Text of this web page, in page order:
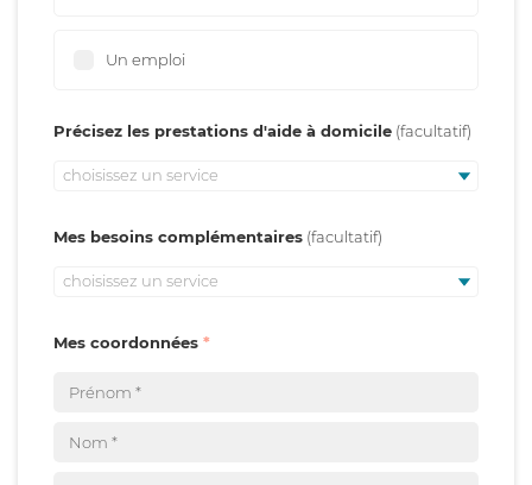
Un emploi
Précisez les prestations d'aide à domicile
choisissez un service
Mes besoins complémentaires
choisissez un service
Mes coordonnées